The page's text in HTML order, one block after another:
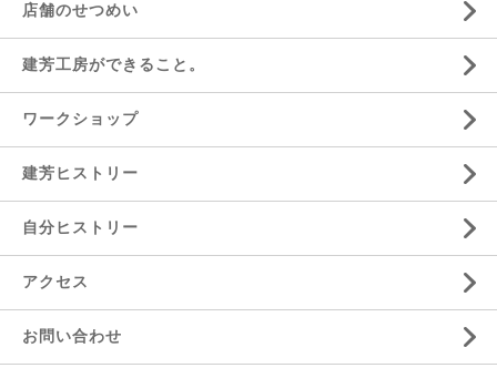
店舗のせつめい
建芳工房ができること。
ワークショップ
建芳ヒストリー
自分ヒストリー
アクセス
お問い合わせ